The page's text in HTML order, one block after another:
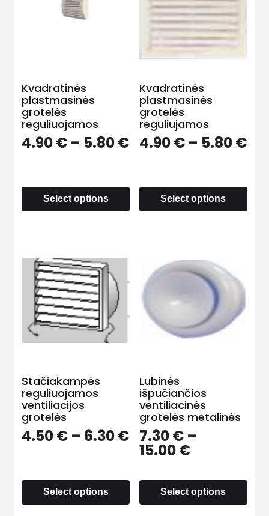
Kvadratinės
plastmasinės
grotelės
reguliuojamos
4.90€ – 5.80€
Select options
Kvadratinės
plastmasinės
grotelės
reguliujamos
4.90€– 5.80€
Select options
Stačiakampės
reguliuojamos
ventiliacijos
grotelės
4.50€ – 6.30€
Select options
Lubinės
išpučiančios
ventiliacinės
grotelės metalinės
7.30€–
15.00€
Select options